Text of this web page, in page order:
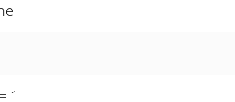
= 1